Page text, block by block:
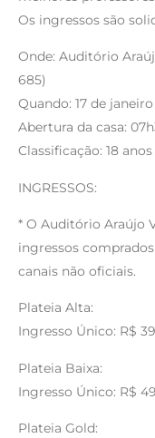
Os ingressos são
Onde: Auditório
685)
Quando: 17 de
Abertura da casa:
Classificação: 18 anos
INGRESSOS:
* O Auditório Araújo
ingressos
canais não oficiais.
Plateia Alta:
Ingresso Único: R$
Plateia Baixa:
Ingresso Único: R$
Plateia Gold: